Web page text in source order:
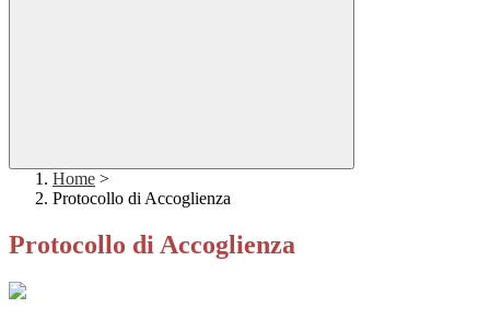
Home >
Protocollo di Accoglienza
Protocollo di Accoglienza